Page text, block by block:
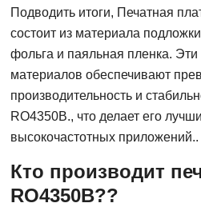
Подводить итоги, Печатная
состоит из материала
фольга и паяльная пленка.
материалов обеспечивают
производительность и
RO4350B., что делает его
высокочастотных приложений..
Кто производит
RO4350B??